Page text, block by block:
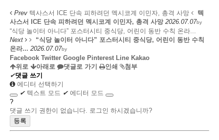
Prev 텍사스서 ICE 단속 피하려던 멕시코계 이민자, 총격 사망
텍
사스서 ICE 단속 피하려던 멕시코계 이민자, 총격 사망 2026.07.07by
“식당 놀이터 아니다” 포스터시티 중식당, 어린이 동반 수칙 온라...
Next
“식당 놀이터 아니다” 포스터시티 중식당, 어린이 동반 수칙
온라... 2026.07.07by
Facebook Twitter Google Pinterest Line Kakao
위로
아래로 댓글로 가기 인쇄
첨부
✔댓글 쓰기
에디터 선택하기
✔ 텍스트 모드 ✔ 에디터 모드
?
댓글 쓰기 권한이 없습니다. 로그인 하시겠습니까?